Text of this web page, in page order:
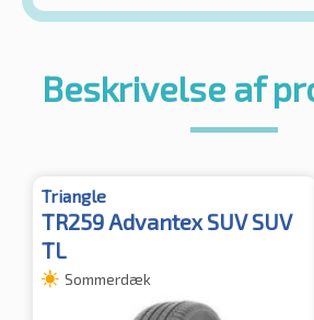
Beskrivelse af
Triangle
TR259 Advantex SUV SUV
TL
Sommerdæk